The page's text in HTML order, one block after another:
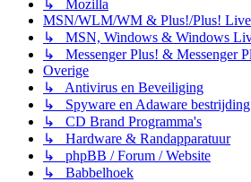
↳ Mozilla
MSN/WLM/WM & Plus!/Plus! Live
↳ MSN, Windows & Windows
↳ Messenger Plus! & Messenger
Overige
↳ Antivirus en Beveiliging
↳ Spyware en Adaware bestrijding
↳ CD Brand Programma's
↳ Hardware & Randapparatuur
↳ phpBB / Forum / Website
↳ Babbelhoek